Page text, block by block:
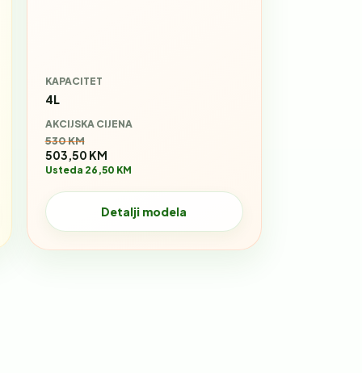
KAPACITET
4L
AKCIJSKA CIJENA
Stara cijena:
530 KM
503,50 KM
Usteda 26,50 KM
Detalji modela